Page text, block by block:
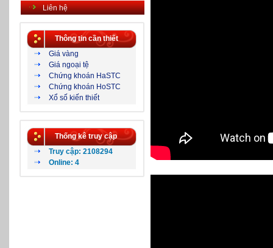
Liên hệ
Thông tin cần thiết
Giá vàng
Giá ngoại tệ
Chứng khoán HaSTC
Chứng khoán HoSTC
Xổ số kiến thiết
Thống kê truy cập
Truy cập: 2108294
Online: 4